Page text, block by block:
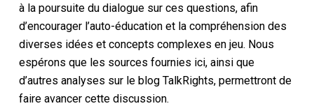
à la poursuite du dialogue sur ces questions, afin
d’encourager l’auto-éducation et la compréhension des
diverses idées et concepts complexes en jeu. Nous
espérons que les sources fournies ici, ainsi que
d’autres analyses sur le blog TalkRights, permettront de
faire avancer cette discussion.